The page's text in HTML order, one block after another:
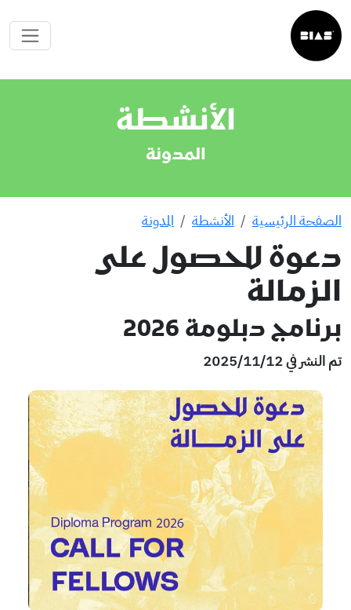
الأنشطة
المدونة
الصفحة الرئيسية الأنشطة المدونة
دعوة للحصول على
الزمالة
برنامج دبلومة 2026
تم النشر في 12‏/11‏/2025